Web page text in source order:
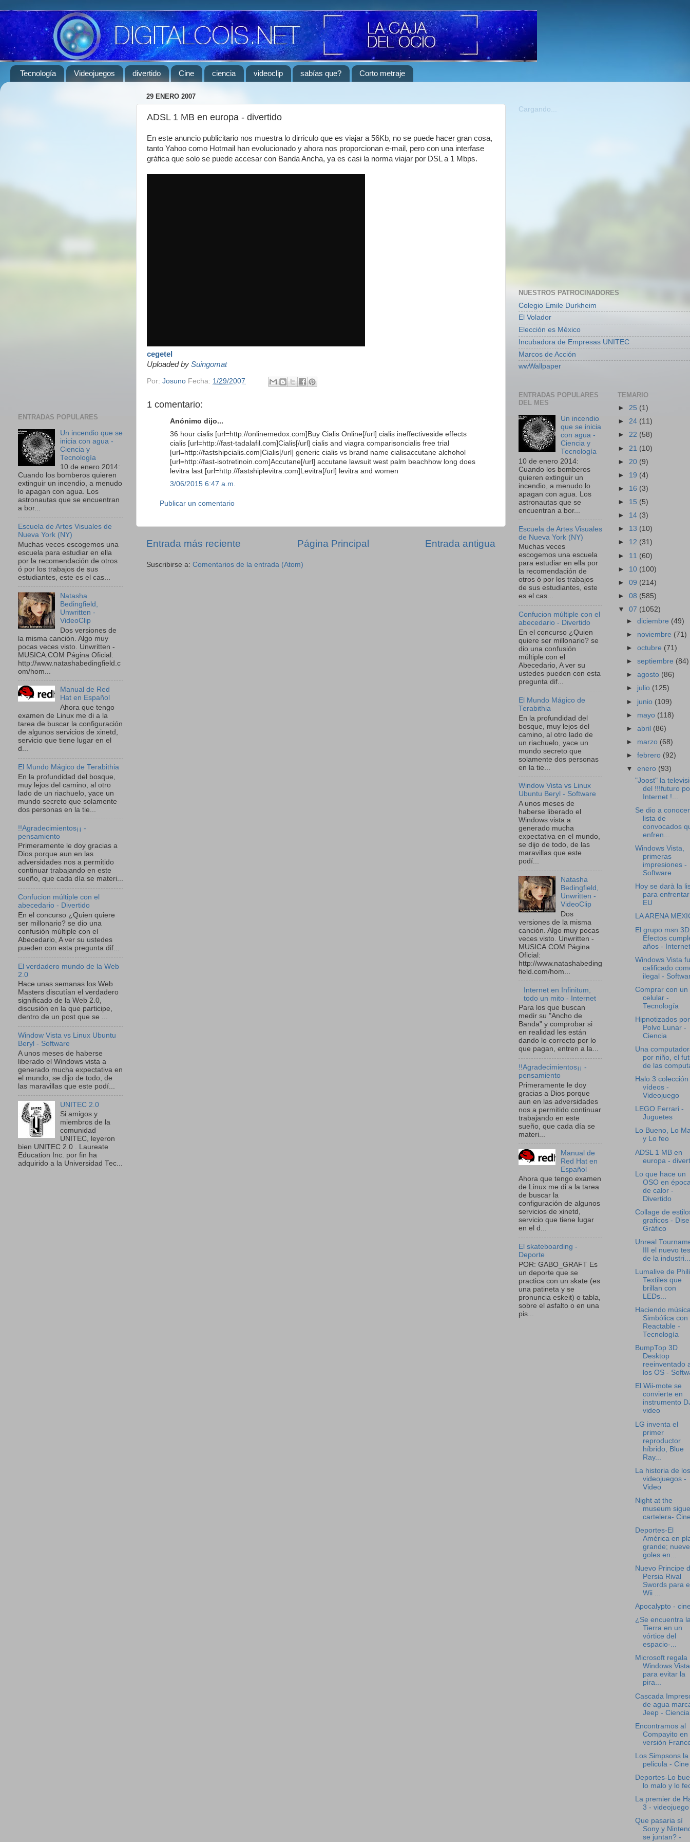
Tecnología Videojuegos divertido Cine ciencia videoclip sabías que? Corto metraje
29 ENERO 2007
ADSL 1 MB en europa - divertido
En este anuncio publicitario nos muestra lo dirriculo que es viajar a 56Kb, no se puede hacer gran cosa,
tanto Yahoo como Hotmail han evolucionado y ahora nos proporcionan e-mail, pero con una interfase
gráfica que solo se puede accesar con Banda Ancha, ya es casi la norma viajar por DSL a 1 Mbps.
cegetel
Uploaded by Suingomat
Por: Josuno Fecha: 1/29/2007
1 comentario:
Anónimo dijo...
36 hour cialis [url=http://onlinemedox.com]Buy Cialis Online[/url] cialis ineffectiveside effects
cialis [url=http://fast-tadalafil.com]Cialis[/url] cialis and viagra comparisoncialis free trial
[url=http://fastshipcialis.com]Cialis[/url] generic cialis vs brand name cialisaccutane alchohol
[url=http://fast-isotretinoin.com]Accutane[/url] accutane lawsuit west palm beachhow long does
levitra last [url=http://fastshiplevitra.com]Levitra[/url] levitra and women
3/06/2015 6:47 a.m.
Publicar un comentario
Entrada más reciente Entrada antigua
Página Principal
Suscribirse a: Comentarios de la entrada (Atom)
ENTRADAS POPULARES
Un incendio que se
inicia con agua -
Ciencia y
Tecnología
10 de enero 2014:
Cuando los bomberos quieren
extinguir un incendio, a menudo
lo apagan con agua. Los
astronautas que se encuentran
a bor...
Escuela de Artes Visuales de
Nueva York (NY)
Muchas veces escogemos una
escuela para estudiar en ella
por la recomendación de otros
ó por los trabajos de sus
estudiantes, este es el cas...
Natasha
Bedingfield,
Unwritten -
VideoClip
Dos versiones de
la misma canción. Algo muy
pocas veces visto. Unwritten -
MUSICA.COM Página Oficial:
http://www.natashabedingfield.c
om/hom...
Manual de Red
Hat en Español
Ahora que tengo
examen de Linux me di a la
tarea de buscar la configuración
de algunos servicios de xinetd,
servicio que tiene lugar en el
d...
El Mundo Mágico de Terabithia
En la profundidad del bosque,
muy lejos del camino, al otro
lado de un riachuelo, yace un
mundo secreto que solamente
dos personas en la tie...
!!Agradecimientos¡¡ -
pensamiento
Primeramente le doy gracias a
Dios porque aun en las
adversidades nos a permitido
continuar trabajando en este
sueño, que cada día se materi...
Confucion múltiple con el
abecedario - Divertido
En el concurso ¿Quien quiere
ser millonario? se dio una
confusión múltiple con el
Abecedario, A ver su ustedes
pueden con esta pregunta dif...
El verdadero mundo de la Web
2.0
Hace unas semanas los Web
Masters discutían el verdadero
significado de la Web 2.0,
discusión en la que participe,
dentro de un post que se ...
Window Vista vs Linux Ubuntu
Beryl - Software
A unos meses de haberse
liberado el Windows vista a
generado mucha expectativa en
el mundo, se dijo de todo, de
las maravillas que este podí...
UNITEC 2.0
Si amigos y
miembros de la
comunidad
UNITEC, leyeron
bien UNITEC 2.0 . Laureate
Education Inc. por fin ha
adquirido a la Universidad Tec...
Cargando...
NUESTROS PATROCINADORES
Colegio Emile Durkheim
El Volador
Elección es México
Incubadora de Empresas UNITEC
Marcos de Acción
wwWallpaper
ENTRADAS POPULARES
DEL MES
Un incendio
que se inicia
con agua -
Ciencia y
Tecnología
10 de enero 2014:
Cuando los bomberos
quieren extinguir un
incendio, a menudo lo
apagan con agua. Los
astronautas que se
encuentran a bor...
Escuela de Artes Visuales
de Nueva York (NY)
Muchas veces
escogemos una escuela
para estudiar en ella por
la recomendación de
otros ó por los trabajos
de sus estudiantes, este
es el cas...
Confucion múltiple con el
abecedario - Divertido
En el concurso ¿Quien
quiere ser millonario? se
dio una confusión
múltiple con el
Abecedario, A ver su
ustedes pueden con esta
pregunta dif...
El Mundo Mágico de
Terabithia
En la profundidad del
bosque, muy lejos del
camino, al otro lado de
un riachuelo, yace un
mundo secreto que
solamente dos personas
en la tie...
Window Vista vs Linux
Ubuntu Beryl - Software
A unos meses de
haberse liberado el
Windows vista a
generado mucha
expectativa en el mundo,
se dijo de todo, de las
maravillas que este
podí...
Natasha
Bedingfield,
Unwritten -
VideoClip
Dos
versiones de la misma
canción. Algo muy pocas
veces visto. Unwritten -
MUSICA.COM Página
Oficial:
http://www.natashabeding
field.com/hom...
Internet en Infinitum,
todo un mito - Internet
Para los que buscan
medir su "Ancho de
Banda" y comprobar si
en realidad les están
dando lo correcto por lo
que pagan, entren a la...
!!Agradecimientos¡¡ -
pensamiento
Primeramente le doy
gracias a Dios porque
aun en las adversidades
nos a permitido continuar
trabajando en este
sueño, que cada día se
materi...
Manual de
Red Hat en
Español
Ahora que tengo examen
de Linux me di a la tarea
de buscar la
configuración de algunos
servicios de xinetd,
servicio que tiene lugar
en el d...
El skateboarding -
Deporte
POR: GABO_GRAFT Es
un deporte que se
practica con un skate (es
una patineta y se
pronuncia eskeit) o tabla,
sobre el asfalto o en una
pis...
TEMARIO
► 25 (1)
► 24 (11)
► 22 (58)
► 21 (10)
► 20 (9)
► 19 (4)
► 16 (3)
► 15 (5)
► 14 (3)
► 13 (10)
► 12 (31)
► 11 (60)
► 10 (100)
► 09 (214)
► 08 (585)
▼ 07 (1052)
►diciembre (49)
► noviembre (71)
►octubre (71)
►septiembre (84)
►agosto (86)
► julio (125)
► junio (109)
► mayo (118)
►abril (86)
► marzo (68)
►febrero (92)
▼enero (93)
"Joost" la
del !!!futuro
Internet !...
Se dio a
lista de
convocados
enfren...
Windows Vista,
primeras
impresiones -
Software
Hoy se darà la
para
EU
LA ARENA
El grupo msn 3D
Efectos
años - Internet
Windows Vista
calificado
ilegal -
Comprar con un
celular -
Tecnología
Hipnotizados
Polvo Lunar -
Ciencia
Una
por niño, el
de las
Halo 3 colección
vídeos -
Videojuego
LEGO Ferrari -
Juguetes
Lo Bueno, Lo
y Lo feo
ADSL 1 MB en
europa -
Lo que hace un
OSO en
de calor -
Divertido
Collage de
graficos -
Gráfico
Unreal
III el nuevo
de la industri...
Lumalive de
Textiles que
brillan con
LEDs...
Haciendo
Simbólica con
Reactable -
Tecnología
BumpTop 3D
Desktop
reeinventado
los OS -
El Wii-mote se
convierte en
instrumento
video
LG inventa el
primer
reproductor
híbrido, Blue
Ray...
La historia de los
videojuegos -
Video
Night at the
museum
cartelera-
Deportes-El
América en
grande; nueve
goles en...
Nuevo Principe
Persia Rival
Swords para
Wii ...
Apocalypto -
¿Se encuentra
Tierra en un
vórtice del
espacio-...
Microsoft regala
Windows Vista
para evitar la
pira...
Cascada
de agua
Jeep - Ciencia
Encontramos al
Compayito en
versión
Los Simpsons la
pelicula - Cine
Deportes-Lo
lo malo y lo
La premier de
3 - videojuego
Que pasaria sí
Sony y
se juntan? -